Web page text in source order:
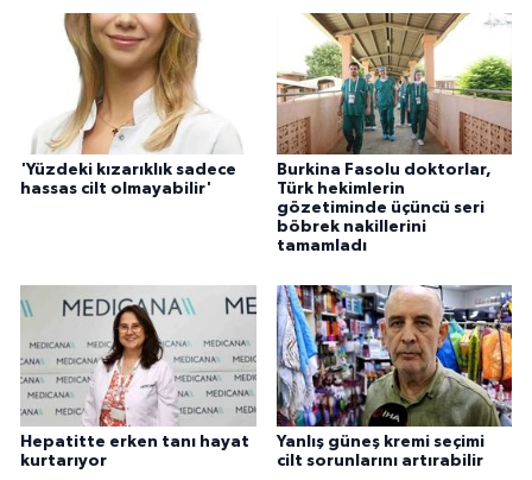
'Yüzdeki kızarıklık sadece
hassas cilt olmayabilir'
Burkina Fasolu doktorlar,
Türk hekimlerin
gözetiminde üçüncü seri
böbrek nakillerini
tamamladı
Hepatitte erken tanı hayat
kurtarıyor
Yanlış güneş kremi seçimi
cilt sorunlarını artırabilir